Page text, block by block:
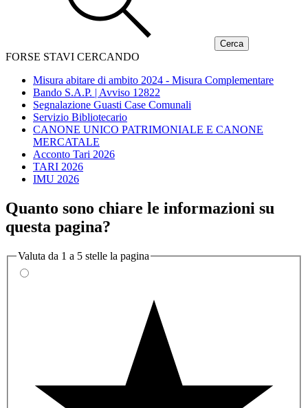
FORSE STAVI CERCANDO
Misura abitare di ambito 2024 - Misura Complementare
Bando S.A.P. | Avviso 12822
Segnalazione Guasti Case Comunali
Servizio Bibliotecario
CANONE UNICO PATRIMONIALE E CANONE
MERCATALE
Acconto Tari 2026
TARI 2026
IMU 2026
Quanto sono chiare le informazioni su
questa pagina?
Valuta da 1 a 5 stelle la pagina